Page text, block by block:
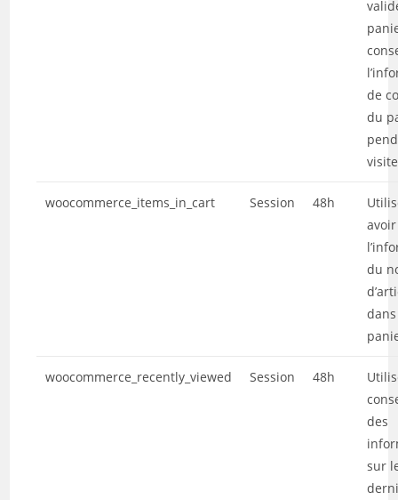
de
du
woocommerce_items_in_cart Session 48h
avoir
du
woocommerce_recently_viewed Session 48h
des
sur